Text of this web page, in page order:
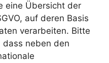
eine Übersicht der
auf deren Basis
verarbeiten. Bitte
dass neben den